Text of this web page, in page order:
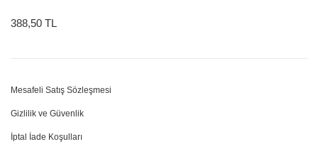
388,50 TL
Mesafeli Satış Sözleşmesi
Gizlilik ve Güvenlik
İptal İade Koşulları